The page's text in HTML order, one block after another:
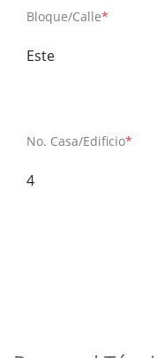
Bloque/Calle*
Este
No. Casa/Edificio*
4